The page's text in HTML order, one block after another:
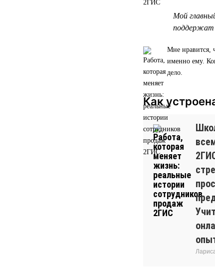
Мой
поддержат
Мне нравится,
именно ему.
дело.
Как